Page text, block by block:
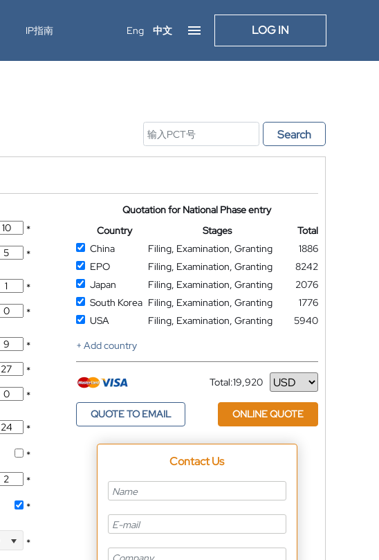
IP指南 Eng 中文 LOG IN
Search
*
*
*
*
*
*
*
*
*
*
*
*
Quotation for National Phase entry
Country
Stages
Total
China
Filing, Examination, Granting
1886
EPO
Filing, Examination, Granting
8242
Japan
Filing, Examination, Granting
2076
South Korea Filing, Examination, Granting
1776
USA
Filing, Examination, Granting
5940
+ Add country
Total:19,920
Currency
QUOTE TO EMAIL ONLINE QUOTE
Contact Us